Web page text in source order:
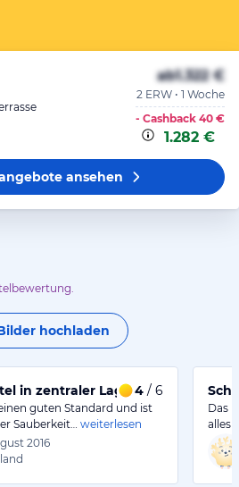
ab1.322 €
2 ERW • 1 Woche
- Cashback 40 €
1.282 €
ansehen
hochladen
in zentraler Lage 4 / 6
guten Standard und ist
Sauberkeit…
weiterlesen
2016
Das
alles